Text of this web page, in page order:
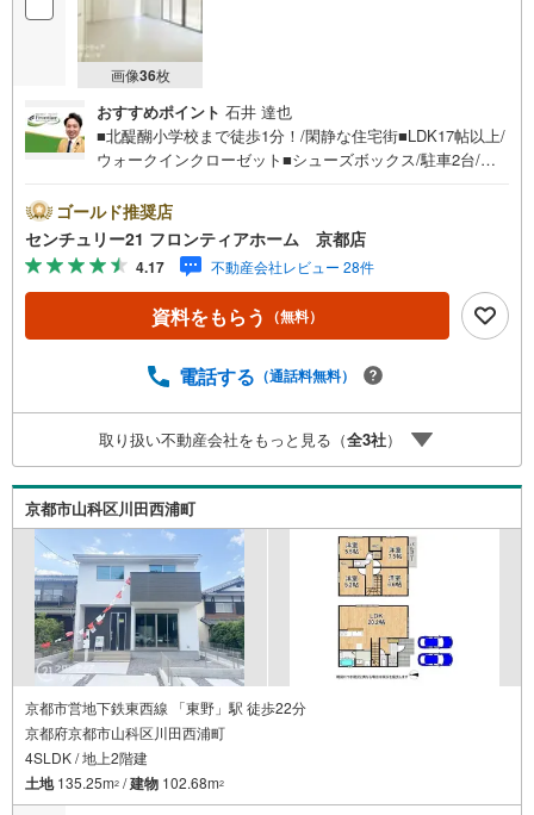
画像36枚
おすすめポイント 石井 達也
■北醍醐小学校まで徒歩1分！/閑静な住宅街■LDK17帖以上/
ウォークインクローゼット■シューズボックス/駐車2台/ワ
徴・リビング・ダイニングが見渡せるフラットキッチン・
豊富な収納スペースで荷物もスッキリ片付きますね・収
納・パントリー付きのLDK・会話が弾む対面キッチン！お
料理も捗りますね・小学校まで徒歩1分でお子様の登下校も
安心の距離・閑静な住宅街で住みやすい環境ですね 立地・
北醍醐小学校まで徒歩約1分・醍醐中学校まで徒歩約24分
ャルプランナーが資金計画をサポート！2.買い替えなどに
物件のお引渡し後に必要になったお家のリフォームも弊社
のリフォームプランナーがご提案！5.定期的にご連絡を繋
ぎ、有事の際に迅速にサポートいたします
ゴールド推奨店
センチュリー21 フロンティアホーム 京都店
4.17 不動産会社レビュー 28件
資料をもらう （無料）
電話する （通話料無料）
取り扱い不動産会社をもっと見る（全3社）
京都市山科区川田西浦町
京都市営地下鉄東西線 「東野」駅 徒歩22分
京都府京都市山科区川田西浦町
4SLDK / 地上2階建
土地135.25m2 /建物 102.68m2